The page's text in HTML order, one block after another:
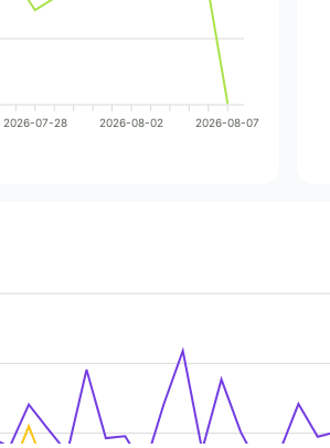
2026-07-28 2026-08-02 2026-08-07